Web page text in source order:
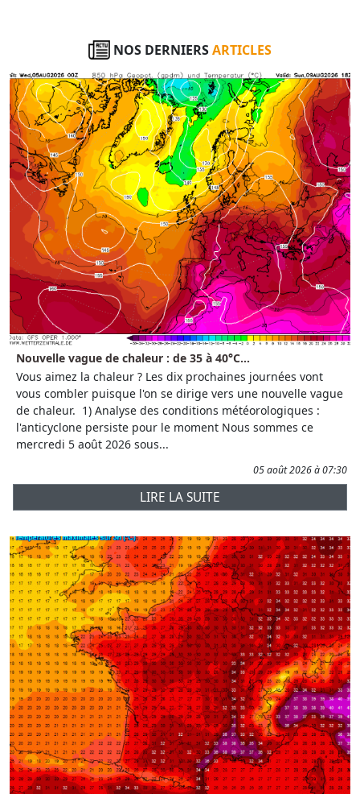
NOS DERNIERSARTICLES
Nouvelle vague de chaleur : de 35 à 40°C...
Vous aimez la chaleur ? Les dix prochaines journées vont
vous combler puisque l'on se dirige vers une nouvelle vague
de chaleur. 1) Analyse des conditions météorologiques :
l'anticyclone persiste pour le moment Nous sommes ce
mercredi 5 août 2026 sous...
05 août 2026 à 07:30
LIRE LA SUITE